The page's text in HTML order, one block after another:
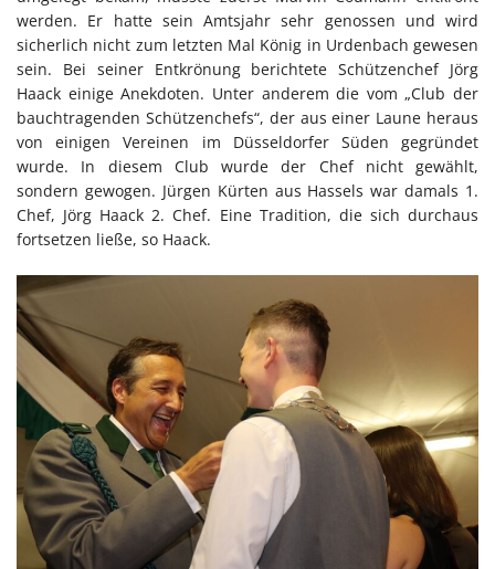
werden. Er hatte sein Amtsjahr sehr genossen und wird
sicherlich nicht zum letzten Mal König in Urdenbach gewesen
sein. Bei seiner Entkrönung berichtete Schützenchef Jörg
Haack einige Anekdoten. Unter anderem die vom „Club der
bauchtragenden Schützenchefs“, der aus einer Laune heraus
von einigen Vereinen im Düsseldorfer Süden gegründet
wurde. In diesem Club wurde der Chef nicht gewählt,
sondern gewogen. Jürgen Kürten aus Hassels war damals 1.
Chef, Jörg Haack 2. Chef. Eine Tradition, die sich durchaus
fortsetzen ließe, so Haack.